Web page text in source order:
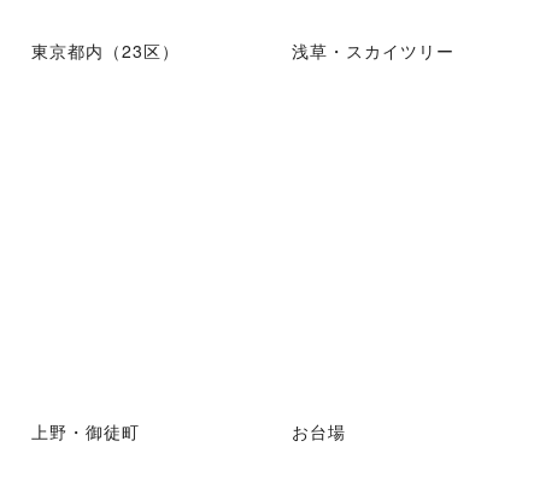
東京都内（23区） 浅草・スカイツリー
上野・御徒町 お台場